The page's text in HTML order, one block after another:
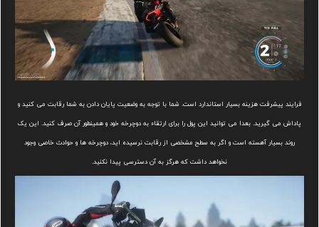
فرایند پیشرفت هزینه بسیار استاندارد است. شما با توجه به وضعیت پایان دادن به شما رقابت می کنید و
پاداش می گیرید. بعدا می توانید این پول را برای ارتقاء به دوچرخه خود و همینطور آن صرف کنید. این یک
روند بسیار آهسته است و اگر به سطح مشخصی از رقابت نرسیده اید، دوچرخه ها و حوادث خاصی وجود
نخواهد داشت که هرگز به آن دسترسی پیدا نکنید.